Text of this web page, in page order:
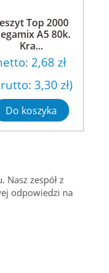
Top 2000
A5 80k.
Kra...
2,68 zł
3,30 zł)
Do koszyka
zespół z
odpowiedzi na